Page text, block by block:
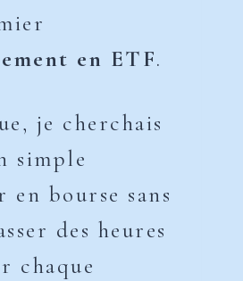
en ETF.
je cherchais
simple
en bourse sans
des heures
chaque